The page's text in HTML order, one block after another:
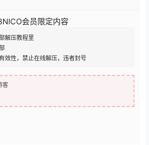
会员限定内容
解压教程里
效性，禁止在线解压，违者封号
客